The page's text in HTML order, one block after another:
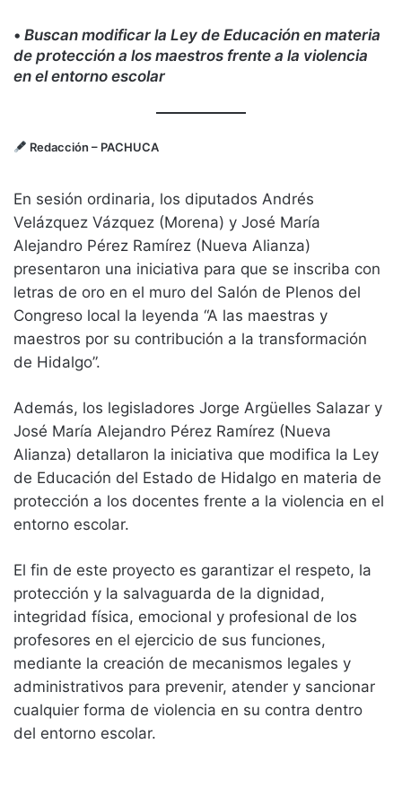
• Buscan modificar la Ley de Educación en materia
de protección a los maestros frente a la violencia
en el entorno escolar
Redacción – PACHUCA
En sesión ordinaria, los diputados Andrés
Velázquez Vázquez (Morena) y José María
Alejandro Pérez Ramírez (Nueva Alianza)
presentaron una iniciativa para que se inscriba con
letras de oro en el muro del Salón de Plenos del
Congreso local la leyenda “A las maestras y
maestros por su contribución a la transformación
de Hidalgo”.
Además, los legisladores Jorge Argüelles Salazar y
José María Alejandro Pérez Ramírez (Nueva
Alianza) detallaron la iniciativa que modifica la Ley
de Educación del Estado de Hidalgo en materia de
protección a los docentes frente a la violencia en el
entorno escolar.
El fin de este proyecto es garantizar el respeto, la
protección y la salvaguarda de la dignidad,
integridad física, emocional y profesional de los
profesores en el ejercicio de sus funciones,
mediante la creación de mecanismos legales y
administrativos para prevenir, atender y sancionar
cualquier forma de violencia en su contra dentro
del entorno escolar.